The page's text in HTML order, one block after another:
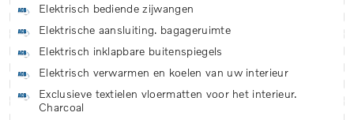
Elektrisch bediende zijwangen
Elektrische aansluiting. bagageruimte
Elektrisch inklapbare buitenspiegels
Elektrisch verwarmen en koelen van uw interieur
Exclusieve textielen vloermatten voor het interieur.
Charcoal